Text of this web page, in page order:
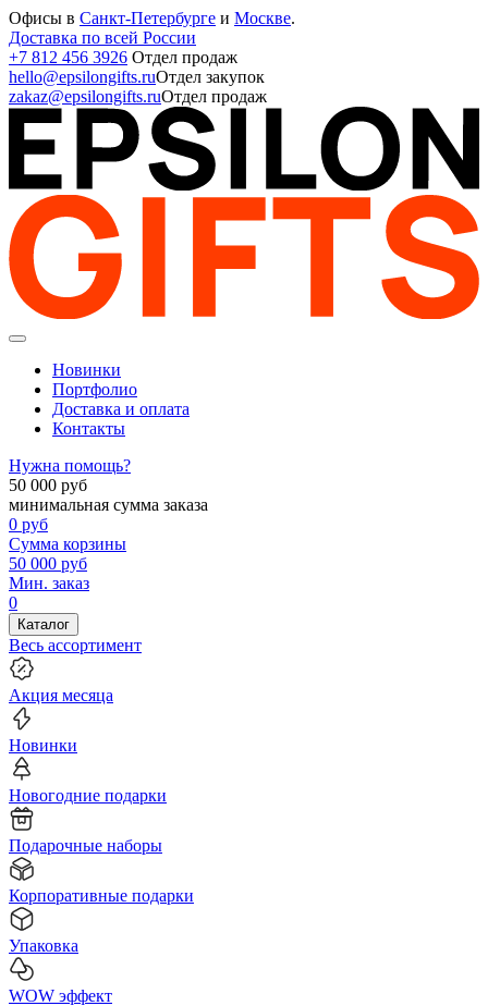
Офисы в Санкт-Петербурге и Москве.
Доставка по всей России
+7 812 456 3926 Отдел продаж
hello@epsilongifts.ruОтдел закупок
zakaz@epsilongifts.ruОтдел продаж
Новинки
Портфолио
Доставка и оплата
Контакты
Нужна помощь?
50 000 руб
минимальная сумма заказа
0 руб
Сумма корзины
50 000 руб
Мин. заказ
0
Каталог
Весь ассортимент
Акция месяца
Новинки
Новогодние подарки
Подарочные наборы
Корпоративные подарки
Упаковка
WOW эффект